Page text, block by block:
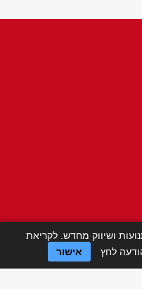
Click
ושיווק מחדש. לקריאת
לחץ אישור